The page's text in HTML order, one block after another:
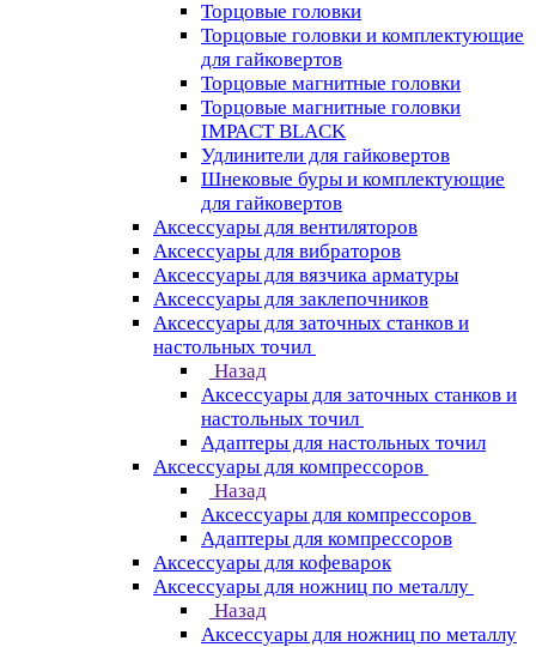
Торцовые головки
Торцовые головки и комплектующие
для гайковертов
Торцовые магнитные головки
Торцовые магнитные головки
IMPACT BLACK
Удлинители для гайковертов
Шнековые буры и комплектующие
для гайковертов
Аксессуары для вентиляторов
Аксессуары для вибраторов
Аксессуары для вязчика арматуры
Аксессуары для заклепочников
Аксессуары для заточных станков и
настольных точил
Назад
Аксессуары для заточных станков и
настольных точил
Адаптеры для настольных точил
Аксессуары для компрессоров
Назад
Аксессуары для компрессоров
Адаптеры для компрессоров
Аксессуары для кофеварок
Аксессуары для ножниц по металлу
Назад
Аксессуары для ножниц по металлу